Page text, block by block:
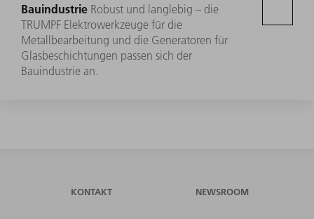
Bauindustrie Robust und langlebig – die
TRUMPF Elektrowerkzeuge für die
Metallbearbeitung und die Generatoren für
Glasbeschichtungen passen sich der
Bauindustrie an.
KONTAKT NEWSROOM